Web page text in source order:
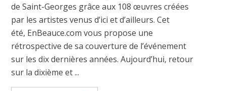
de Saint-Georges grâce aux 108 œuvres créées
par les artistes venus d’ici et d’ailleurs. Cet
été, EnBeauce.com vous propose une
rétrospective de sa couverture de l’événement
sur les dix dernières années. Aujourd’hui, retour
sur la dixième et ...